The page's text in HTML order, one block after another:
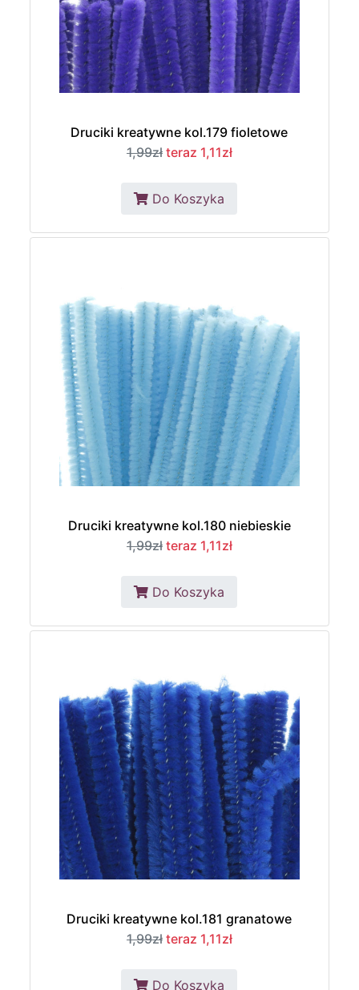
Druciki kreatywne kol.179 fioletowe
1,99zł teraz 1,11zł
Do Koszyka
Druciki kreatywne kol.180 niebieskie
1,99zł teraz 1,11zł
Do Koszyka
Druciki kreatywne kol.181 granatowe
1,99zł teraz 1,11zł
Do Koszyka